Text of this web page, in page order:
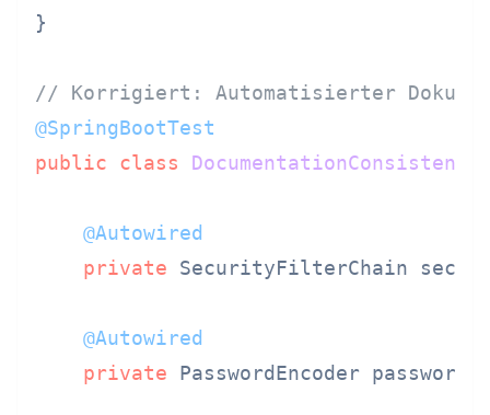
}
// Korrigiert: Automatisierter
@SpringBootTest
public
class
@Autowired
private SecurityFilterChain
@Autowired
private PasswordEncoder